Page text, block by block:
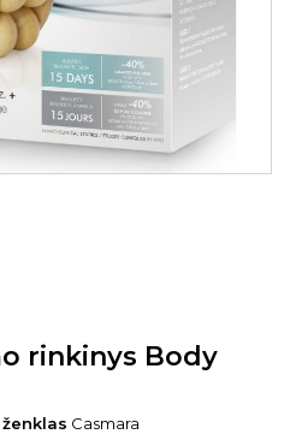
rinkinys Body
Casmara